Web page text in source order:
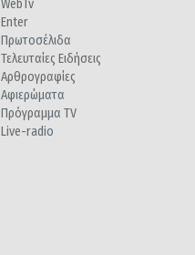
WebTv
Enter
Πρωτοσέλιδα
Τελευταίες Ειδήσεις
Αρθρογραφίες
Αφιερώματα
Πρόγραμμα TV
Live-radio